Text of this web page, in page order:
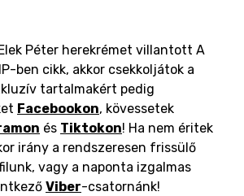
Péter herekrémet villantott A
ben cikk, akkor csekkoljátok a
tartalmakért pedig
Facebookon, kövessetek
és Tiktokon! Ha nem éritek
irány a rendszeresen frissülő
vagy a naponta izgalmas
Viber-csatornánk!